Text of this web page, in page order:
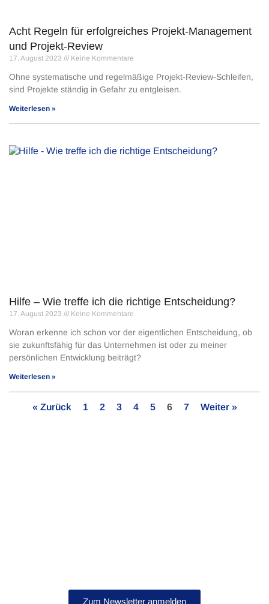
Acht Regeln für erfolgreiches Projekt-Management
und Projekt-Review
17. August 2023 Keine Kommentare
Ohne systematische und regelmäßige Projekt-Review-Schleifen,
sind Projekte ständig in Gefahr zu entgleisen.
Weiterlesen »
Hilfe – Wie treffe ich die richtige Entscheidung?
17. August 2023 Keine Kommentare
Woran erkenne ich schon vor der eigentlichen Entscheidung, ob
sie zukunftsfähig für das Unternehmen ist oder zu meiner
persönlichen Entwicklung beiträgt?
Weiterlesen »
« Zurück 1 2 3 4 5 6 7 Weiter »
Zum Newsletter anmelden